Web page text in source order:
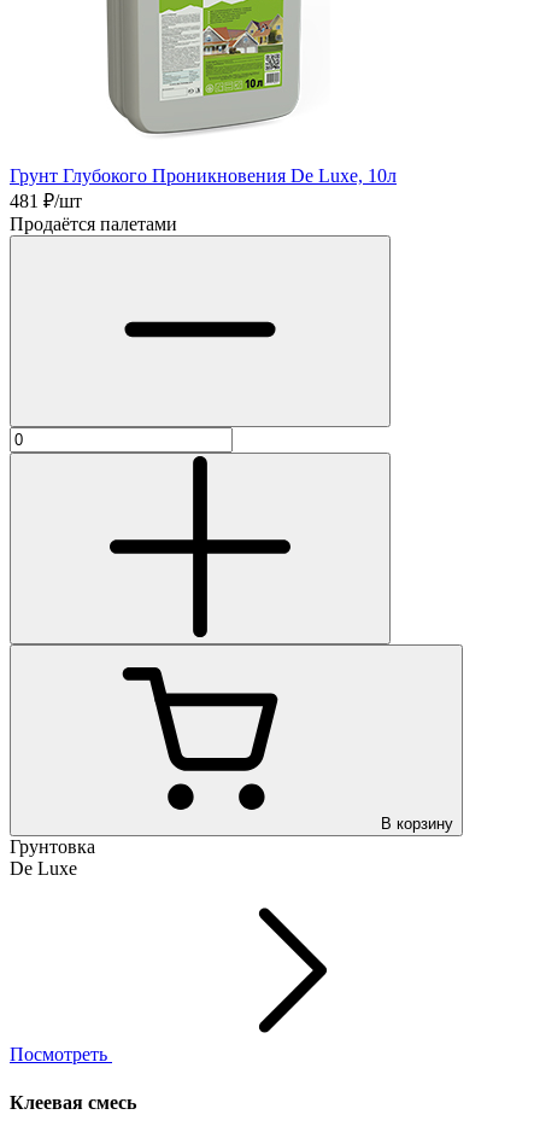
Грунт Глубокого Проникновения De Luxe, 10л
481 ₽/шт
Продаётся палетами
В корзину
Грунтовка
De Luxe
Посмотреть
Клеевая смесь